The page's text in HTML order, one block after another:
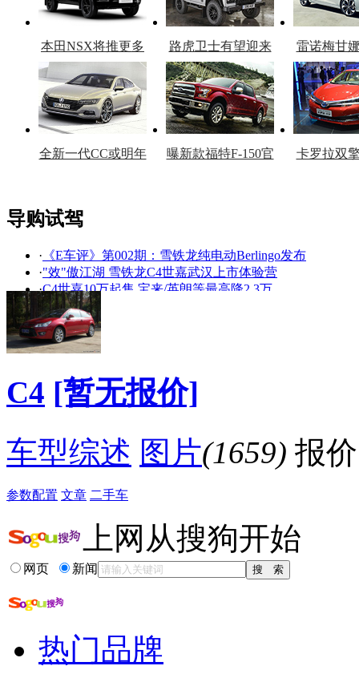
本田NSX将推更多
车型
路虎卫士有望迎来
复产
雷诺梅甘
官
全新一代CC或明年
曝新款福特F-150官
卡罗拉双
看赛车宝贝争奇斗
艳
车模美腿爆乳无惧
走光
导购试驾
· 《E车评》第002期：雪铁龙纯电动Berlingo发布
·"效"傲江湖 雪铁龙C4世嘉武汉上市体验营
·C4世嘉10万起售 宝来/英朗等最高降2.3万
雪铁龙新A级车年内上市 有望“新老同售”
·雪铁龙新A级车动力曝光 1.2T发动机领衔
·1.6L足够用 五款22万以下省油进口车导购
·取悦你心 奥迪A3/雪铁龙C4/宝马120i对比
走进百姓家的老外 五款20万级进口车导购
两新锐特色鲜明 15万左右两厢增压车推荐
·更激进的街头战车 上海车展抢先实拍新C4
降价促销
C4 [暂无报价]
车型综述 图片(1659) 报价
参数配置 文章 二手车
上网从搜狗开始
网页 新闻
热门品牌